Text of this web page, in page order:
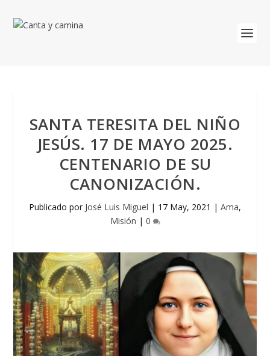
SANTA TERESITA DEL NIÑO
JESÚS. 17 DE MAYO 2025.
CENTENARIO DE SU
CANONIZACIÓN.
Publicado por José Luis Miguel | 17 May, 2021 | Ama,
Misión | 0